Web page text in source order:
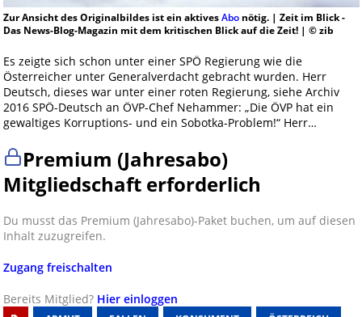
Zur Ansicht des Originalbildes ist ein aktivesAbonötig. | Zeit im Blick -
Das News-Blog-Magazin mit dem kritischen Blick auf die Zeit! | © zib
Es zeigte sich schon unter einer SPÖ Regierung wie die
Österreicher unter Generalverdacht gebracht wurden. Herr
Deutsch, dieses war unter einer roten Regierung, siehe Archiv
2016 SPÖ-Deutsch an ÖVP-Chef Nehammer: „Die ÖVP hat ein
gewaltiges Korruptions- und ein Sobotka-Problem!“ Herr…
Premium (Jahresabo)
Mitgliedschaft erforderlich
Du musst das Premium (Jahresabo)-Paket buchen, um auf diesen
Inhalt zuzugreifen.
Zugang freischalten
Bereits Mitglied? Hier einloggen